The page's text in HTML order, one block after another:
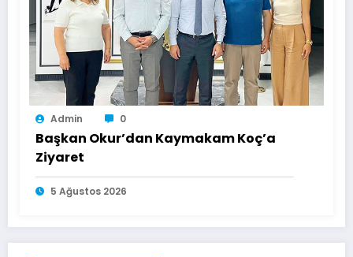
Admin 0
Başkan Okur’dan Kaymakam Koç’a
Ziyaret
5 Ağustos 2026